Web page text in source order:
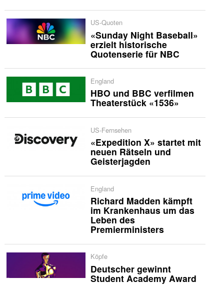
US-Quoten
«Sunday Night Baseball»
erzielt historische
Quotenserie für NBC
England
HBO und BBC verfilmen
Theaterstück «1536»
US-Fernsehen
«Expedition X» startet mit
neuen Rätseln und
Geisterjagden
England
Richard Madden kämpft
im Krankenhaus um das
Leben des
Premierministers
Köpfe
Deutscher gewinnt
Student Academy Award